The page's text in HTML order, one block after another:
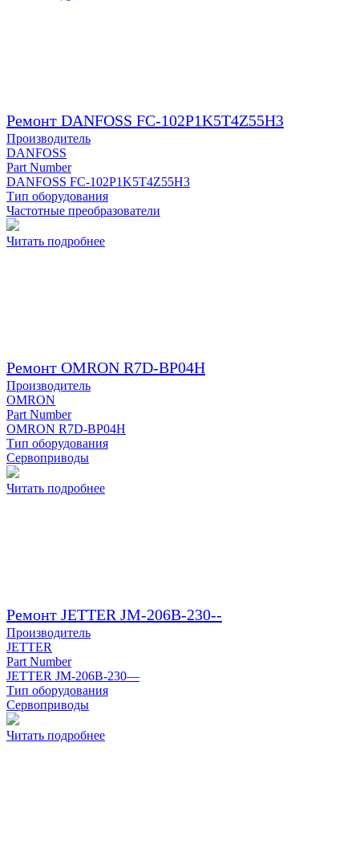
Ремонт DANFOSS FC-102P1K5T4Z55H3
Производитель
DANFOSS
Part Number
DANFOSS FC-102P1K5T4Z55H3
Тип оборудования
Частотные преобразователи
Читать подробнее
Ремонт OMRON R7D-BP04H
Производитель
OMRON
Part Number
OMRON R7D-BP04H
Тип оборудования
Сервоприводы
Читать подробнее
Ремонт JETTER JM-206B-230--
Производитель
JETTER
Part Number
JETTER JM-206B-230—
Тип оборудования
Сервоприводы
Читать подробнее